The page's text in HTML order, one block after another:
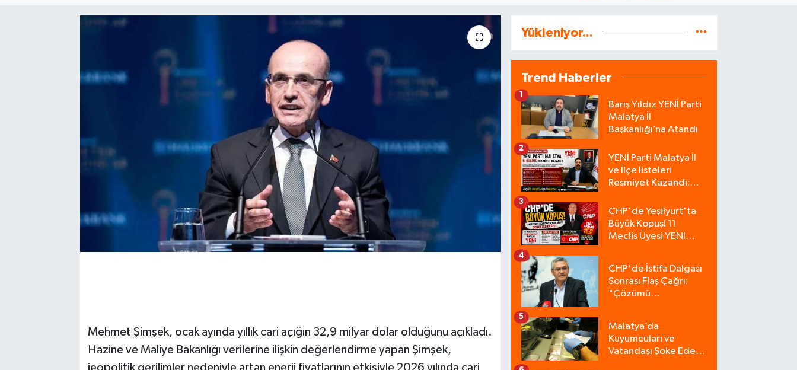
Mehmet Şimşek, ocak ayında yıllık cari açığın 32,9 milyar dolar olduğunu açıkladı.
Hazine ve Maliye Bakanlığı verilerine ilişkin değerlendirme yapan Şimşek,
Yükleniyor...
Trend Haberler
Barış Yıldız YENİ Parti
Malatya İl
Başkanlığı’na Atandı
1
YENİ Parti Malatya İl
ve İlçe listeleri
Resmiyet Kazandı:
2
CHP'de Yeşilyurt'ta
Büyük Kopuş! 11
Meclis Üyesi YENİ
Tek Üyeyle Kaldı
3
CHP'de İstifa Dalgası
Sonrası Flaş Çağrı:
"Çözümü
4
Malatya’da
Kuyumcuları ve
Vatandaşı Şoke Eden
5